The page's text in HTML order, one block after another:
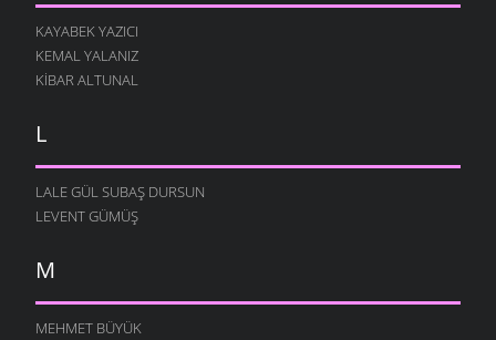
KAYABEK YAZICI
KEMAL YALANIZ
KIBAR ALTUNAL
L
LALE GÜL SUBAŞ DURSUN
LEVENT GÜMÜŞ
M
MEHMET BÜYÜK